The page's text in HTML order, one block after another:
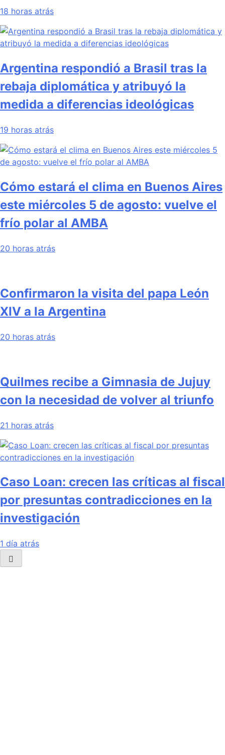
18 horas atrás
Argentina respondió a Brasil tras la
rebaja diplomática y atribuyó la
medida a diferencias ideológicas
19 horas atrás
Cómo estará el clima en Buenos Aires
este miércoles 5 de agosto: vuelve el
frío polar al AMBA
20 horas atrás
Confirmaron la visita del papa León
XIV a la Argentina
20 horas atrás
Quilmes recibe a Gimnasia de Jujuy
con la necesidad de volver al triunfo
21 horas atrás
Caso Loan: crecen las críticas al fiscal
por presuntas contradicciones en la
investigación
1 día atrás